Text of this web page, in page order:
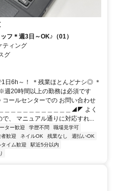
フ＊週3日～OK♪（01）
ティング
グ
日6h～！ ＊残業ほとんどナシ◎ ＊
週20時間以上の勤務は必須です
ールセンターでの お問い合わせ
＿＿＿＿＿＿＿＿＿＿◢◤ よく
、 マニュアル通りに対応すれ...
ター歓迎 学歴不問
職場見学可
歓迎 ネイルOK 残業なし
週払いOK
タイム歓迎
駅近5分以内